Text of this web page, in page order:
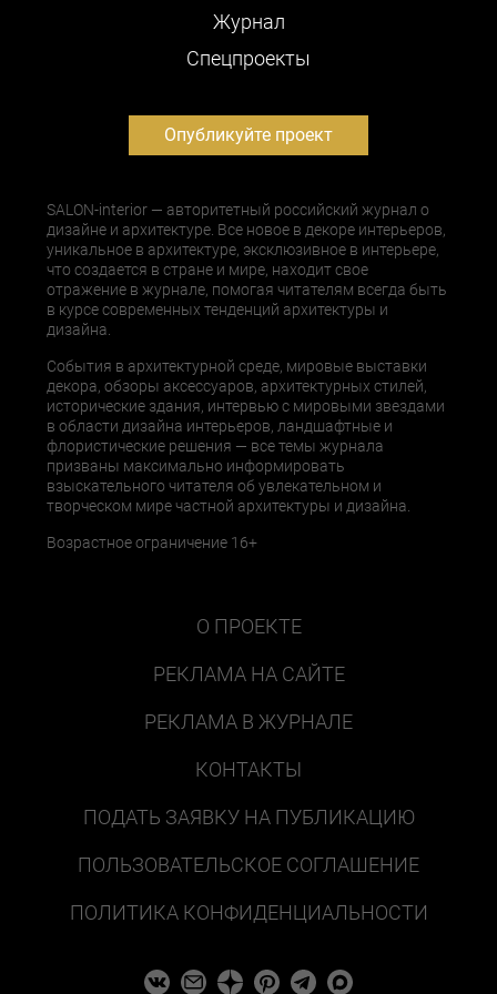
Журнал
Cпецпроекты
Опубликуйте проект
SALON-interior — авторитетный российский журнал о
дизайне и архитектуре. Все новое в декоре интерьеров,
уникальное в архитектуре, эксклюзивное в интерьере,
что создается в стране и мире, находит свое
отражение в журнале, помогая читателям всегда быть
в курсе современных тенденций архитектуры и
дизайна.
События в архитектурной среде, мировые выставки
декора, обзоры аксессуаров, архитектурных стилей,
исторические здания, интервью с мировыми звездами
в области дизайна интерьеров, ландшафтные и
флористические решения — все темы журнала
призваны максимально информировать
взыскательного читателя об увлекательном и
творческом мире частной архитектуры и дизайна.
Возрастное ограничение 16+
О ПРОЕКТЕ
РЕКЛАМА НА САЙТЕ
РЕКЛАМА В ЖУРНАЛЕ
КОНТАКТЫ
ПОДАТЬ ЗАЯВКУ НА ПУБЛИКАЦИЮ
ПОЛЬЗОВАТЕЛЬСКОЕ СОГЛАШЕНИЕ
ПОЛИТИКА КОНФИДЕНЦИАЛЬНОСТИ